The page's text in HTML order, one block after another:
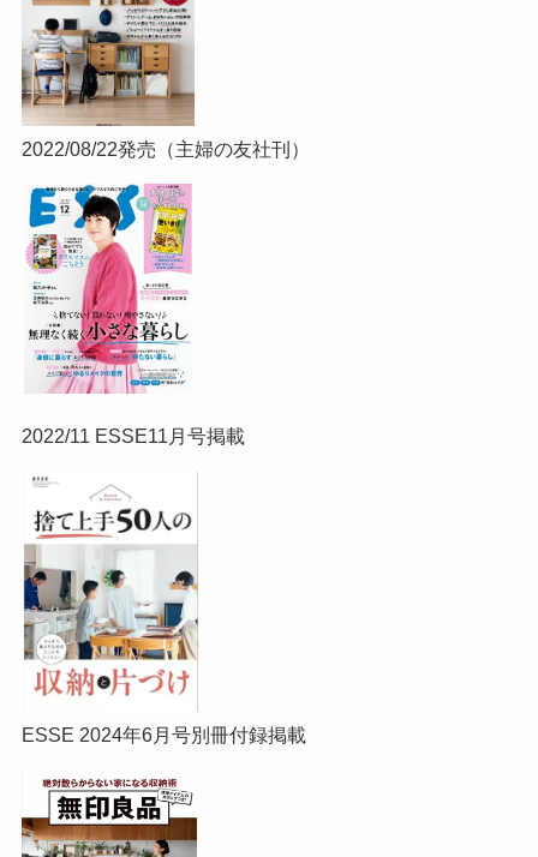
2022/08/22発売（主婦の友社刊）
2022/11 ESSE11月号掲載
ESSE 2024年6月号別冊付録掲載